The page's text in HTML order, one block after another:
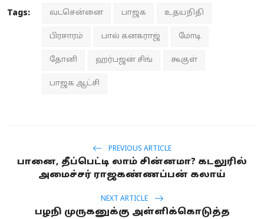
Tags: வடசென்னை பாஜக உதயநிதி
பிரசாரம் பால் கனகராஜ் மோடி
தோனி ஹர்பஜன் சிங் கூகுள்
பாஜக ஆட்சி
PREVIOUS ARTICLE
பானை, தீப்பெட்டி லாம் சின்னமா? கடலுரில்
அமைச்சர் ராஜகண்ணப்பன் கலாய்
NEXT ARTICLE
பழநி முருகனுக்கு அள்ளிக்கொடுத்த